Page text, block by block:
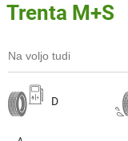
Trenta M+S
Na voljo tudi
D